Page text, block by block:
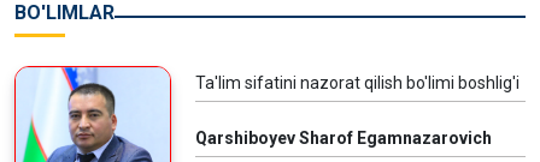
BO'LIMLAR
Ta'lim sifatini nazorat qilish bo'limi boshlig'i
Qarshiboyev Sharof Egamnazarovich